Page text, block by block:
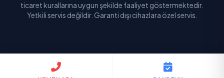
ticaret kurallarına uygun şekilde faaliyet göstermektedir.
Yetkili servis değildir. Garanti dışı cihazlara özel servis.
© 2026 Buldum Servis. Tüm hakları saklıdır.